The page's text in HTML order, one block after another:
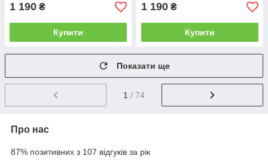
1 190 ₴
Купити
1 190 ₴
Купити
Показати ще
1 / 74
Про нас
87% позитивних з 107 відгуків за рік